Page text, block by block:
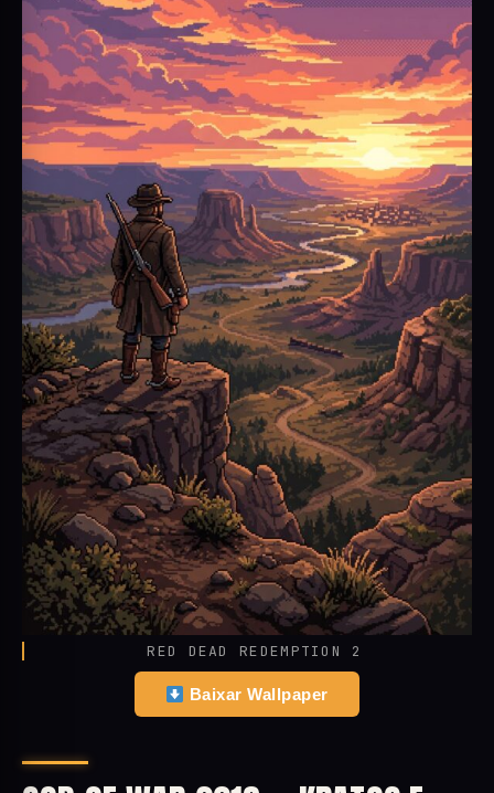
RED DEAD REDEMPTION 2
Baixar Wallpaper